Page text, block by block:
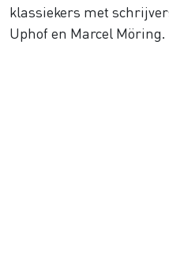
klassiekers met
Uphof en Marcel Möring.